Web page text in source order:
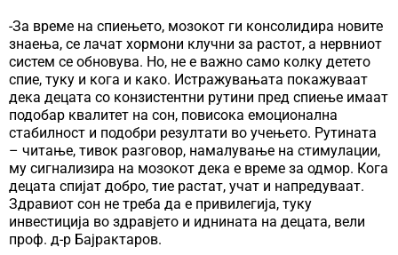
-За време на спиењето, мозокот ги консолидира новите
знаења, се лачат хормони клучни за растот, а нервниот
систем се обновува. Но, не е важно само колку детето
спие, туку и кога и како. Истражувањата покажуваат
дека децата со конзистентни рутини пред спиење имаат
подобар квалитет на сон, повисока емоционална
стабилност и подобри резултати во учењето. Рутината
– читање, тивок разговор, намалување на стимулации,
му сигнализира на мозокот дека е време за одмор. Кога
децата спијат добро, тие растат, учат и напредуваат.
Здравиот сон не треба да е привилегија, туку
инвестиција во здравјето и иднината на децата, вели
проф. д-р Бајрактаров.